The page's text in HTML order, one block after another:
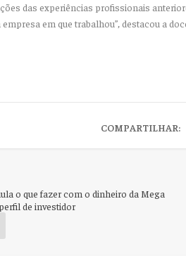
das experiências profissionais
em que trabalhou”, destacou a
COMPARTILHAR:
o que fazer com o dinheiro da Mega
de investidor